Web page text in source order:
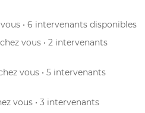
• 6 intervenants disponibles
vous • 2 intervenants
vous • 5 intervenants
vous • 3 intervenants